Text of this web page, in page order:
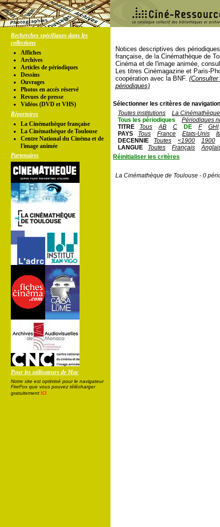
Recherches spécifiques dans les
collections
Affiches
Archives
Articles de périodiques
Dessins
Ouvrages
Photos en accés réservé
Revues de presse
Vidéos (DVD et VHS)
Répertoires
La Cinémathèque française
La Cinémathèque de Toulouse
Centre National du Cinéma et de
l'image animée
Partenaires
Pour les utilisateurs de Mac
Notre site est optimisé pour le navigateur
FireFox que vous pouvez télécharger
gratuitement ici
Notices descriptives des
française, de la Cinémathèque de
Cinéma et de l'image animée,
Les titres Cinémagazine et Paris-
coopération avec la BNF.
périodiques)
Sélectionner les critères de
Toutes institutions
La
Tous les périodiques
Périodiques
TITRE
Tous AB C DE F
GHI
PAYS
Tous France Etats-Unis
DECENNIE
Toutes <1900
1900
LANGUE
Toutes Français
Réinitialiser les critères
La Cinémathèque de Toulouse - 0